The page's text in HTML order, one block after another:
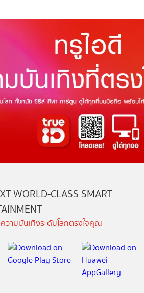
WORLD-CLASS SMART
วามบันเทิงระดับโลกตรงใจคุณ